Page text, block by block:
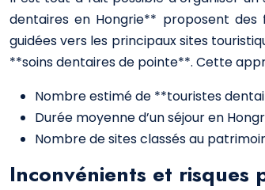
dentaires en Hongrie** proposent
guidées vers les principaux sites
**soins dentaires de pointe**. Cette
Nombre estimé de **touristes
Durée moyenne d’un séjour en
Nombre de sites classés au
Inconvénients et risques